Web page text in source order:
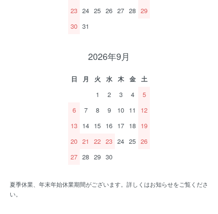
23 24 25 26 27 28 29
30 31
2026年9月
日 月 火 水 木 金
土
1
2 3 4
5
6
7 8 9 10 11
12
13 14 15 16 17 18 19
20 21 22 23 24 25 26
27 28 29 30
夏季休業、年末年始休業期間がございます。詳しくはお知らせをご覧くださ
い。